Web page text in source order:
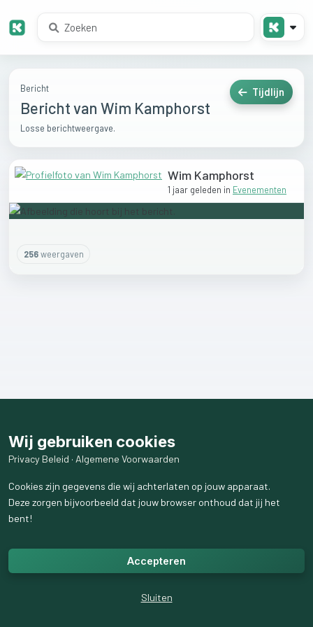
Bericht
Bericht van Wim Kamphorst
Losse berichtweergave.
Tijdlijn
Wim Kamphorst
1 jaar geleden in Evenementen
256weergaven
Wij gebruiken cookies
Privacy Beleid · Algemene Voorwaarden
Cookies zijn gegevens die wij achterlaten op jouw apparaat.
Deze zorgen bijvoorbeeld dat jouw browser onthoud dat jij het
bent!
Accepteren
Sluiten